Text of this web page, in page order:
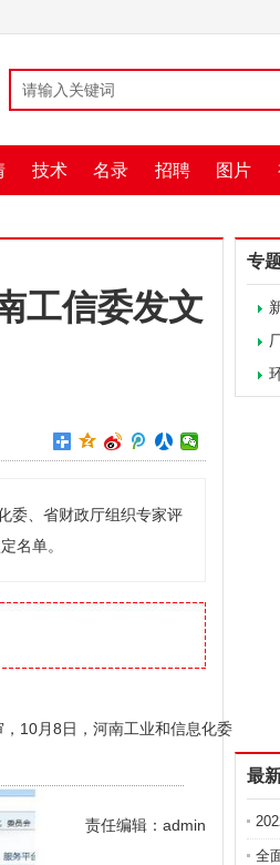
技术 名录 招聘 图片
工信委发文
委、省财政厅组织专家评
名单。
10月8日，河南工业和信息化委
责任编辑：admin
专
最
—
全